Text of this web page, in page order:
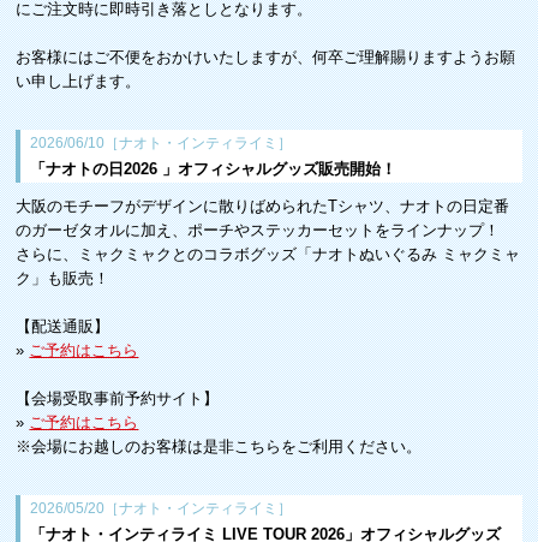
にご注文時に即時引き落としとなります。
お客様にはご不便をおかけいたしますが、何卒ご理解賜りますようお願
い申し上げます。
2026/06/10［ナオト・インティライミ］
「ナオトの日2026 」オフィシャルグッズ販売開始！
大阪のモチーフがデザインに散りばめられたTシャツ、ナオトの日定番
のガーゼタオルに加え、ポーチやステッカーセットをラインナップ！
さらに、ミャクミャクとのコラボグッズ「ナオトぬいぐるみ ミャクミャ
ク」も販売！
【配送通販】
»ご予約はこちら
【会場受取事前予約サイト】
»ご予約はこちら
※会場にお越しのお客様は是非こちらをご利用ください。
2026/05/20［ナオト・インティライミ］
「ナオト・インティライミ LIVE TOUR 2026」オフィシャルグッズ